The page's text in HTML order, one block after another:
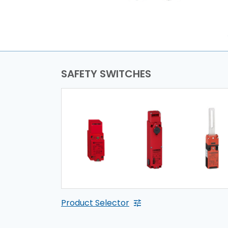
SAFETY SWITCHES
Product Selector